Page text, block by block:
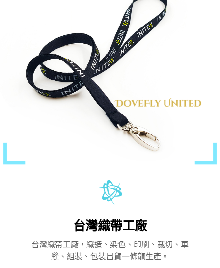
台灣織帶工廠
台灣織帶工廠，織造、染色、印刷、裁切、車
縫、組裝、包裝出貨一條龍生產。